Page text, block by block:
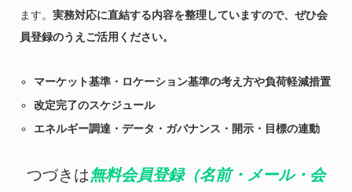
ます。 実務対応に直結する内容を整理していますので、ぜひ会
員登録のうえご活用ください。
マーケット基準・ロケーション基準の考え方や負荷軽減措置
改定完了のスケジュール
エネルギー調達・データ・ガバナンス・開示・目標の連動
つづきは無料会員登録（名前・メール・会